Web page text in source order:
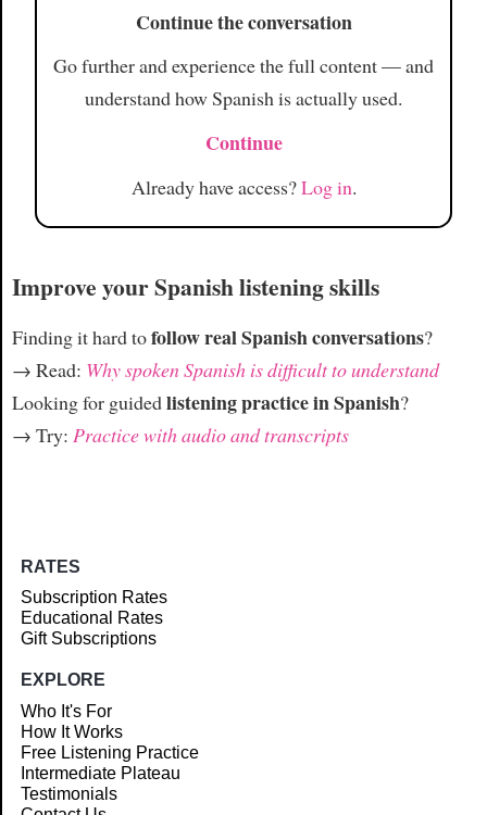
Continue the conversation
Go further and experience the full content — and
understand how Spanish is actually used.
Continue
Already have access?Log in.
Improve your Spanish listening skills
Finding it hard tofollow real Spanish conversations?
→ Read: Why spoken Spanish is difficult to understand
Looking for guidedlistening practice in Spanish?
→ Try: Practice with audio and transcripts
RATES
Subscription Rates
Educational Rates
Gift Subscriptions
EXPLORE
Who It's For
How It Works
Free Listening Practice
Intermediate Plateau
Testimonials